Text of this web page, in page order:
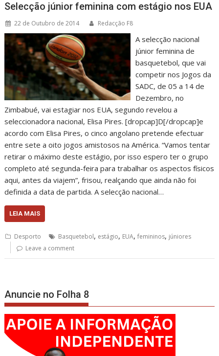
Selecção júnior feminina com estágio nos EUA
22 de Outubro de 2014 Redacção F8
A selecção nacional
júnior feminina de
basquetebol, que vai
competir nos Jogos da
SADC, de 05 a 14 de
Dezembro, no
Zimbabué, vai estagiar nos EUA, segundo revelou a
seleccionadora nacional, Elisa Pires. [dropcap]D[/dropcap]e
acordo com Elisa Pires, o cinco angolano pretende efectuar
entre sete a oito jogos amistosos na América. “Vamos tentar
retirar o máximo deste estágio, por isso espero ter o grupo
completo até segunda-feira para trabalhar os aspectos físicos
aqui, antes da viajem”, frisou, realçando que ainda não foi
definida a data de partida. A selecção nacional…
LEIA MAIS
Desporto Basquetebol, estágio, EUA,femininos, júniores
Leave a comment
Anuncie no Folha 8